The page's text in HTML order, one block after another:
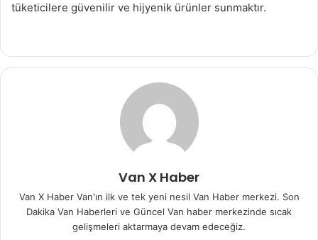
tüketicilere güvenilir ve hijyenik ürünler sunmaktır.
Van X Haber
Van X Haber Van'ın ilk ve tek yeni nesil Van Haber merkezi. Son
Dakika Van Haberleri ve Güncel Van haber merkezinde sıcak
gelişmeleri aktarmaya devam edeceğiz.